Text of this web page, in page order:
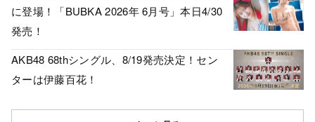
に登場！「BUBKA 2026年 6月号」本日4/30
発売！
AKB48 68thシングル、8/19発売決定！セン
ターは伊藤百花！